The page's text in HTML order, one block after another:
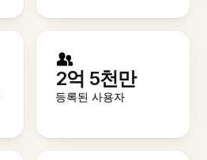
2억 5천만
등록된 사용자